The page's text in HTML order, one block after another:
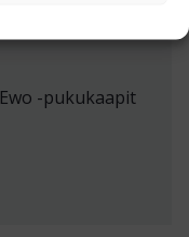
-pukukaapit